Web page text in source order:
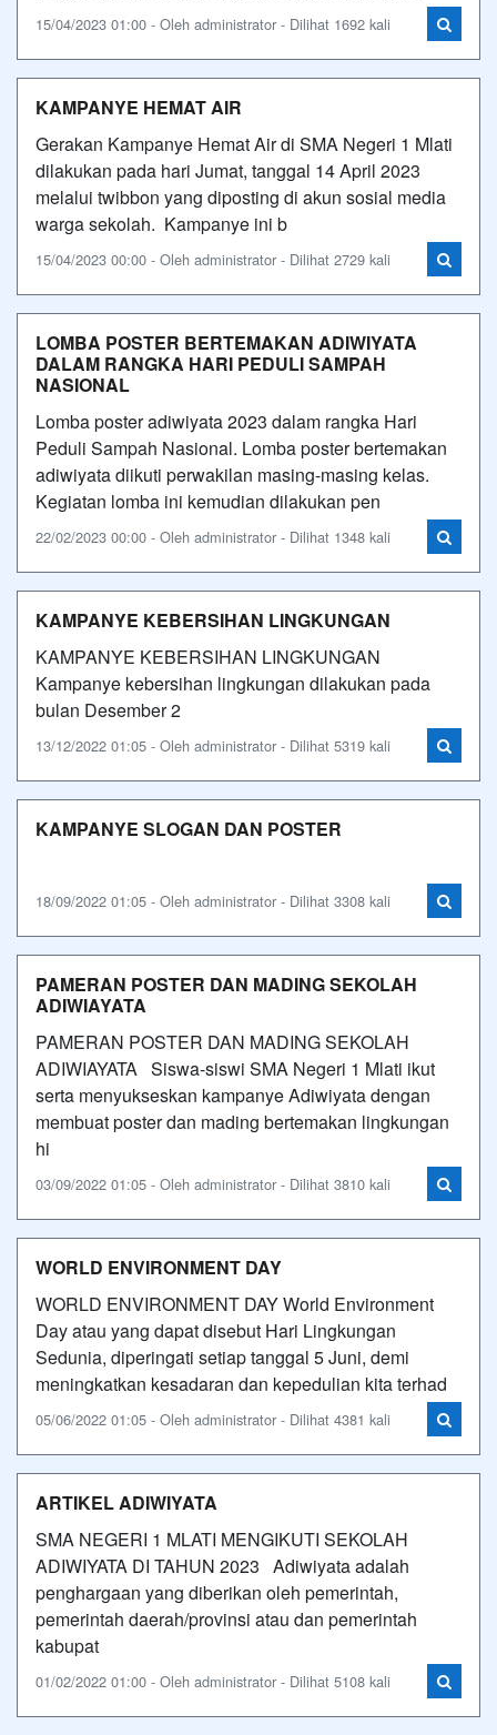
15/04/2023 01:00 - Oleh administrator - Dilihat 1692 kali
KAMPANYE HEMAT AIR
Gerakan Kampanye Hemat Air di SMA Negeri 1 Mlati
dilakukan pada hari Jumat, tanggal 14 April 2023
melalui twibbon yang diposting di akun sosial media
warga sekolah. Kampanye ini b
15/04/2023 00:00 - Oleh administrator - Dilihat 2729 kali
LOMBA POSTER BERTEMAKAN ADIWIYATA
DALAM RANGKA HARI PEDULI SAMPAH
NASIONAL
Lomba poster adiwiyata 2023 dalam rangka Hari
Peduli Sampah Nasional. Lomba poster bertemakan
adiwiyata diikuti perwakilan masing-masing kelas.
Kegiatan lomba ini kemudian dilakukan pen
22/02/2023 00:00 - Oleh administrator - Dilihat 1348 kali
KAMPANYE KEBERSIHAN LINGKUNGAN
KAMPANYE KEBERSIHAN LINGKUNGAN
Kampanye kebersihan lingkungan dilakukan pada
bulan Desember 2
13/12/2022 01:05 - Oleh administrator - Dilihat 5319 kali
KAMPANYE SLOGAN DAN POSTER
18/09/2022 01:05 - Oleh administrator - Dilihat 3308 kali
PAMERAN POSTER DAN MADING SEKOLAH
ADIWIAYATA
PAMERAN POSTER DAN MADING SEKOLAH
ADIWIAYATA Siswa-siswi SMA Negeri 1 Mlati ikut
serta menyukseskan kampanye Adiwiyata dengan
membuat poster dan mading bertemakan lingkungan
hi
03/09/2022 01:05 - Oleh administrator - Dilihat 3810 kali
WORLD ENVIRONMENT DAY
WORLD ENVIRONMENT DAY World Environment
Day atau yang dapat disebut Hari Lingkungan
Sedunia, diperingati setiap tanggal 5 Juni, demi
meningkatkan kesadaran dan kepedulian kita terhad
05/06/2022 01:05 - Oleh administrator - Dilihat 4381 kali
ARTIKEL ADIWIYATA
SMA NEGERI 1 MLATI MENGIKUTI SEKOLAH
ADIWIYATA DI TAHUN 2023 Adiwiyata adalah
penghargaan yang diberikan oleh pemerintah,
pemerintah daerah/provinsi atau dan pemerintah
kabupat
01/02/2022 01:00 - Oleh administrator - Dilihat 5108 kali